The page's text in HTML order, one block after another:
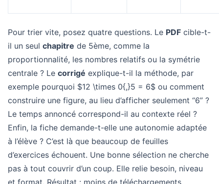
Pour trier vite, posez quatre questions. Le PDF cible-t-
il un seul chapitre de 5ème, comme la
proportionnalité, les nombres relatifs ou la symétrie
centrale ? Le corrigé explique-t-il la méthode, par
exemple pourquoi $12 \times 0{,}5 = 6$ ou comment
construire une figure, au lieu d’afficher seulement “6” ?
Le temps annoncé correspond-il au contexte réel ?
Enfin, la fiche demande-t-elle une autonomie adaptée
à l’élève ? C’est là que beaucoup de feuilles
d’exercices échouent. Une bonne sélection ne cherche
pas à tout couvrir d’un coup. Elle relie besoin, niveau
et format. Résultat : moins de téléchargements